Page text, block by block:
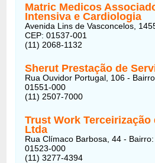
Matric Medicos
Intensiva e Cardiologia
Avenida Lins de Vasconcelos,
CEP: 01537-001
(11) 2068-1132
Sherut Prestação de
Rua Ouvidor Portugal, 106 -
01551-000
(11) 2507-7000
Trust Work Terceirização
Ltda
Rua Clímaco Barbosa, 44 -
01523-000
(11) 3277-4394